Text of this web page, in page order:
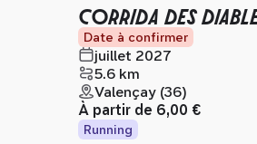
CORRIDA DES
Date à confirmer
juillet 2027
5.6 km
Valençay (36)
À partir de 6,00 €
Running